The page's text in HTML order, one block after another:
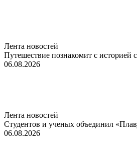
Лента новостей
Путешествие познакомит с историей
06.08.2026
Лента новостей
Студентов и ученых объединил
06.08.2026